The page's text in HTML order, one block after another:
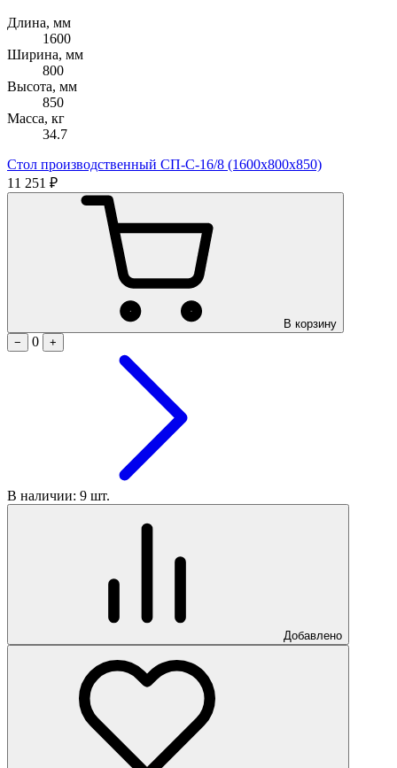
Длина, мм
1600
Ширина, мм
800
Высота, мм
850
Масса, кг
34.7
Стол производственный СП-С-16/8 (1600х800х850)
11 251 ₽
В корзину
−
0 +
В наличии: 9 шт.
Добавлено